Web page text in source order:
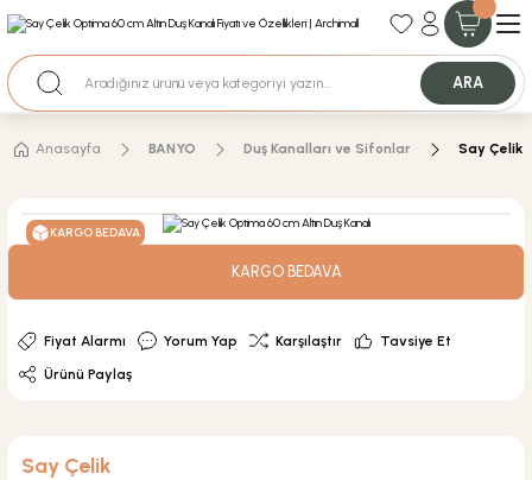
35+ Yıllık Tecrübe
Nakit Ödemeli Özel Fiyatlar için Bizden Teklif Alabilirsiniz.
ARA
Anasayfa BANYO Duş Kanalları ve Sifonlar Say Çelik
KARGO BEDAVA
KARGO BEDAVA
Fiyat Alarmı Yorum Yap Karşılaştır
Tavsiye Et
Ürünü Paylaş
Say Çelik